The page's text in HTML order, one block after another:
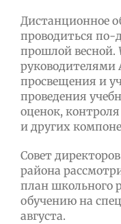
Дистанционное
проводиться по-
прошлой весной.
руководителями
просвещения и
проведения
оценок,
и других
Совет
района
план школьного
обучению на
августа.